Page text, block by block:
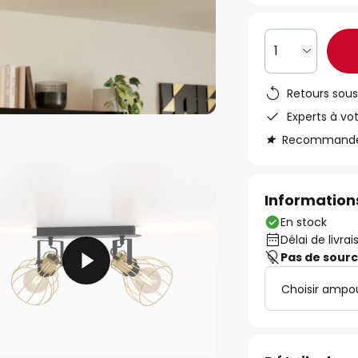
1
Retours
Experts à
En stock
Délai de
Pas de
Choisir